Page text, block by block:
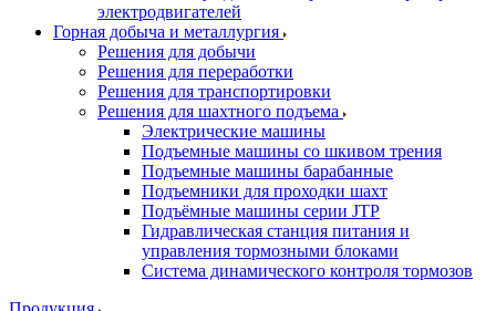
электродвигателей
Горная добыча и металлургия
Решения для добычи
Решения для переработки
Решения для транспортировки
Решения для шахтного подъема
Электрические машины
Подъемные машины со шкивом трения
Подъемные машины барабанные
Подъемники для проходки шахт
Подъёмные машины серии JTP
Гидравлическая станция питания и
управления тормозными блоками
Система динамического контроля тормозов